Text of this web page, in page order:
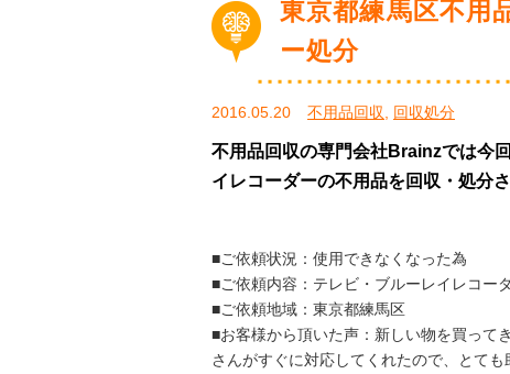
東京都練馬区不用
ー処分
2016.05.20 不用品回収 回収処分
不用品回収の専門会社Brainzでは今
イレコーダーの不用品を回収・処分
■ご依頼状況：使用できなくなった為
■ご依頼内容：テレビ・ブルーレイレコー
■ご依頼地域：東京都練馬区
■お客様から頂いた声：新しい物を買って
さんがすぐに対応してくれたので、とても